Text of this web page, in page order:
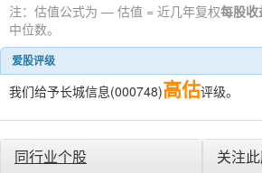
注：估值公式为 — 估值 = 近几年复权每股收
中位数。
爱股评级
我们给予长城信息(000748)高估评级。
同行业个股 关注